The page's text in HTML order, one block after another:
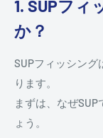
1. SUPフ
か？
SUPフィッシン
ります。
まずは、なぜ
ょう。